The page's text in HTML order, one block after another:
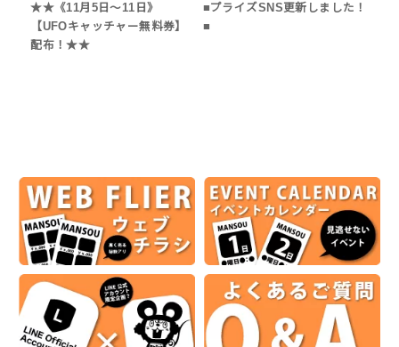
★★《11月5日～11日》
【UFOキャッチャー無料券】
配布！★★
■プライズSNS更新しました！
■